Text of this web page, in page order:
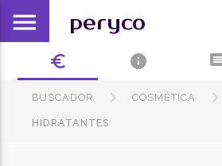
menu peryco
euro_symbol info
BUSCADOR COSMÉTICA
HIDRATANTES